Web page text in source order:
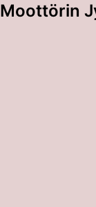
Moottörin